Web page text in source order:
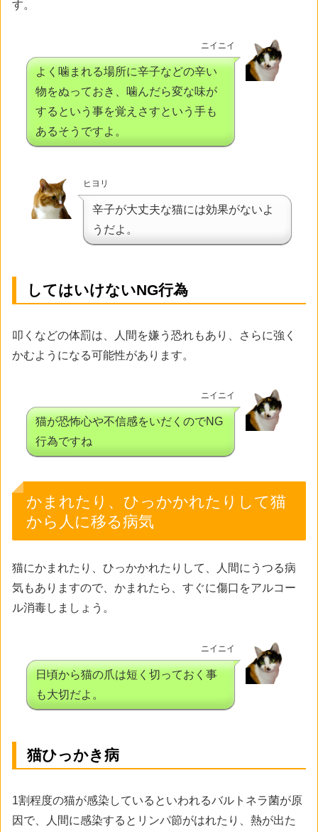
す。
ニイニイ
よく噛まれる場所に辛子などの辛い
物をぬっておき、噛んだら変な味が
するという事を覚えさすという手も
あるそうですよ。
ヒヨリ
辛子が大丈夫な猫には効果がないよ
うだよ。
してはいけないNG行為
叩くなどの体罰は、人間を嫌う恐れもあり、さらに強く
かむようになる可能性があります。
ニイニイ
猫が恐怖心や不信感をいだくのでNG
行為ですね
かまれたり、ひっかかれたりして猫
から人に移る病気
猫にかまれたり、ひっかかれたりして、人間にうつる病
気もありますので、かまれたら、すぐに傷口をアルコー
ル消毒しましょう。
ニイニイ
日頃から猫の爪は短く切っておく事
も大切だよ。
猫ひっかき病
1割程度の猫が感染しているといわれるバルトネラ菌が原
因で、人間に感染するとリンパ節がはれたり、熱が出た